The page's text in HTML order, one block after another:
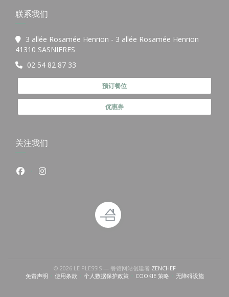
联系我们
3 allée Rosamée Henrion - 3 allée Rosamée Henrion
41310 SASNIERES
02 54 82 87 33
预订餐位
优惠券
关注我们
Facebook ((在新窗口中打开))
Instagram ((在新窗口中打开))
© 2026 LE PLESSIS — 餐馆网站创建者 ZENCHEF((在新窗口中打开))
免责声明((在新窗口中打开))
使用条款((在新窗口中打开))
个人数据保护政策((在新窗口中打开))
COOKIE 策略((在新窗口中打开))
无障碍设施
((在新窗口中打